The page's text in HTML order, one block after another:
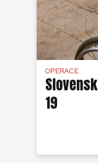
OPERACE
19